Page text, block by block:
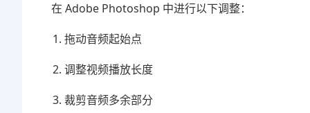
在 Adobe Photoshop 中进行以下调整：
拖动音频起始点
调整视频播放长度
裁剪音频多余部分